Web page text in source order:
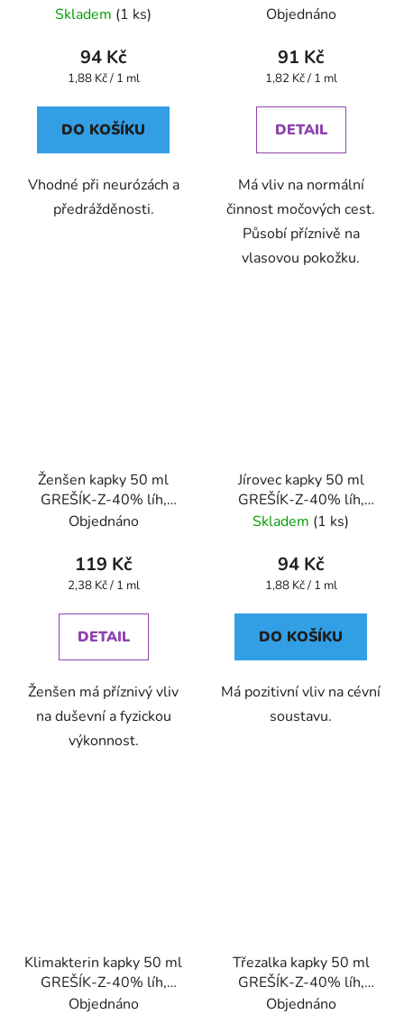
Devatero bylin kapky
Skladem (1 ks)
94 Kč
Měrná
1,88 Kč / 1 ml
DO KOŠÍKU
Vhodné při neurózách a
předrážděnosti.
Bylinné kapky
Objednáno
91 Kč
Měrná
1,82 Kč / 1 ml
DETAIL
Má vliv na normální
činnost močových cest.
Působí příznivě na
vlasovou pokožku.
Ženšen kapky 50 ml
GREŠÍK-Z-40% líh,
Bylinné kapky
Objednáno
119 Kč
Měrná
2,38 Kč / 1 ml
DETAIL
Ženšen má příznivý vliv
na duševní a fyzickou
výkonnost.
Jírovec kapky 50 ml
GREŠÍK-Z-40% líh,
Bylinné kapky
Skladem (1 ks)
94 Kč
Měrná
1,88 Kč / 1 ml
DO KOŠÍKU
Má pozitivní vliv na cévní
soustavu.
Klimakterin kapky 50 ml
GREŠÍK-Z-40% líh,
Devatero bylin kapky
Objednáno
Třezalka kapky 50 ml
GREŠÍK-Z-40% líh,
Bylinné kapky
Objednáno